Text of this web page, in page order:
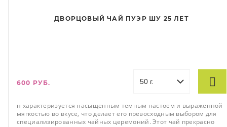
ДВОРЦОВЫЙ ЧАЙ ПУЭР ШУ 25 ЛЕТ
600 РУБ.
н характеризуется насыщенным темным настоем и выраженной
мягкостью во вкусе, что делает его превосходным выбором для
специализированных чайных церемоний. Этот чай прекрасно